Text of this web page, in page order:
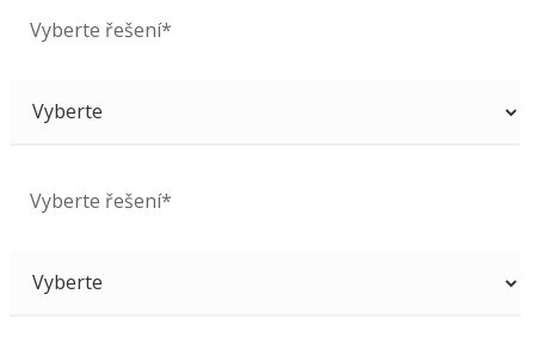
Vyberte řešení*
Vyberte řešení*